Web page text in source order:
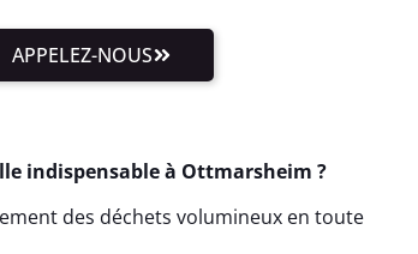
APPELEZ-NOUS
indispensable à Ottmarsheim ?
des déchets volumineux en toute